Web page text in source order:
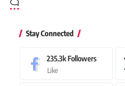
Stay Connected
235.3k Followers
Like